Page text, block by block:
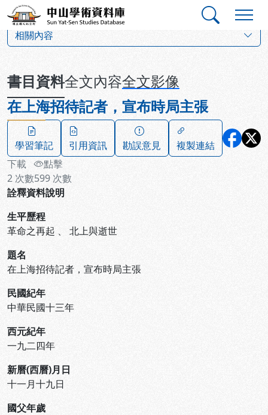
跳到主要內容
中山學術資料庫
相關內容
書目資料全文內容全文影像
在上海招待記者，宣布時局主張
學習筆記 引用資訊 勘誤意見
複製連結
下載
2 次數
點擊
599 次數
詮釋資料說明
生平歷程
革命之再起 、 北上與逝世
題名
在上海招待記者，宣布時局主張
民國紀年
中華民國十三年
西元紀年
一九二四年
新曆(西曆)月日
十一月十九日
國父年歲